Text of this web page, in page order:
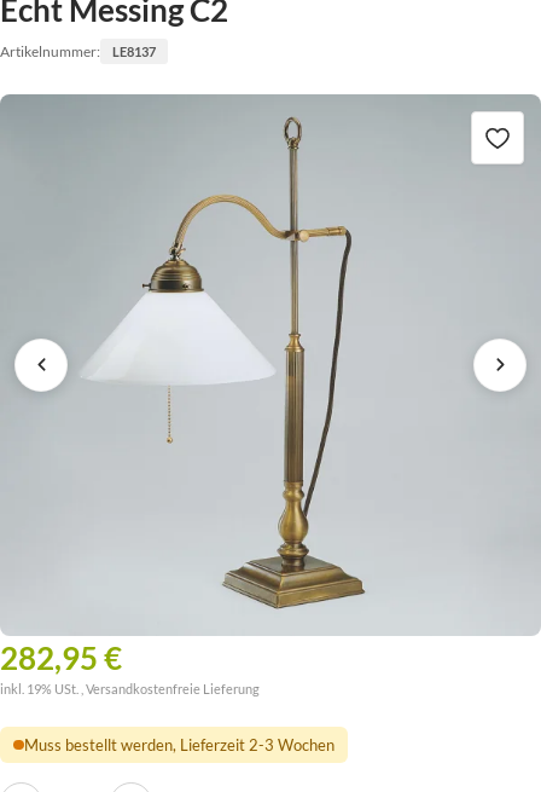
Echt Messing C2
Artikelnummer: LE8137
282,95 €
inkl. 19% USt. , Versandkostenfreie Lieferung
Muss bestellt werden, Lieferzeit 2-3 Wochen